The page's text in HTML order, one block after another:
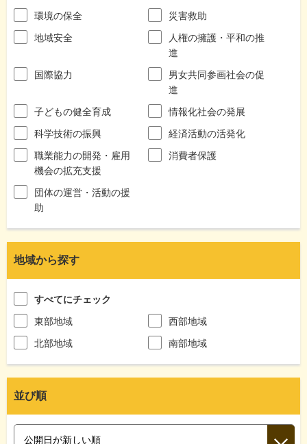
環境の保全
災害救助
地域安全
人権の擁護・平和の推
進
国際協力
男女共同参画社会の促
進
子どもの健全育成
情報化社会の発展
科学技術の振興
経済活動の活発化
職業能力の開発・雇用
機会の拡充支援
消費者保護
団体の運営・活動の援
助
地域から探す
すべてにチェック
東部地域
西部地域
北部地域
南部地域
並び順